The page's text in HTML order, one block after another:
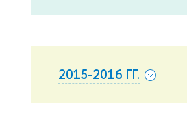
2015-2016 ГГ.